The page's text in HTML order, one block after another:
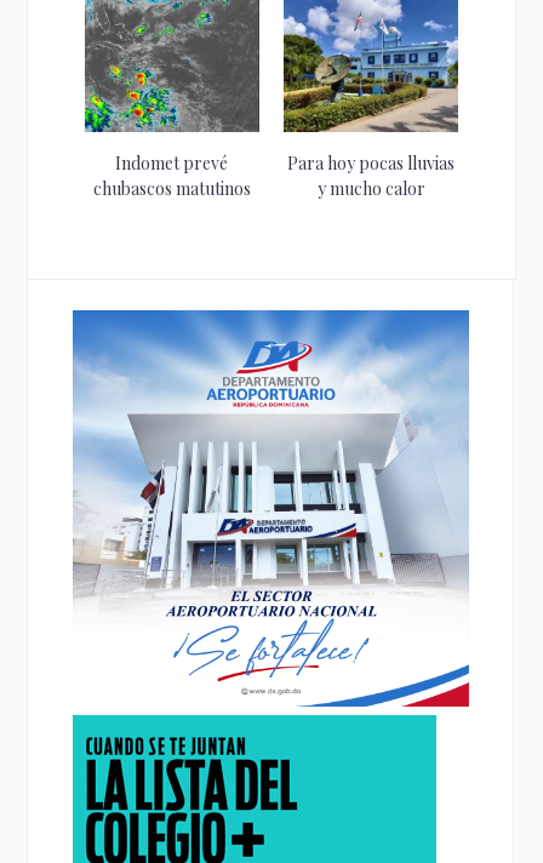
presencia de...
Indomet prevé
chubascos matutinos
Para hoy pocas lluvias
y mucho calor